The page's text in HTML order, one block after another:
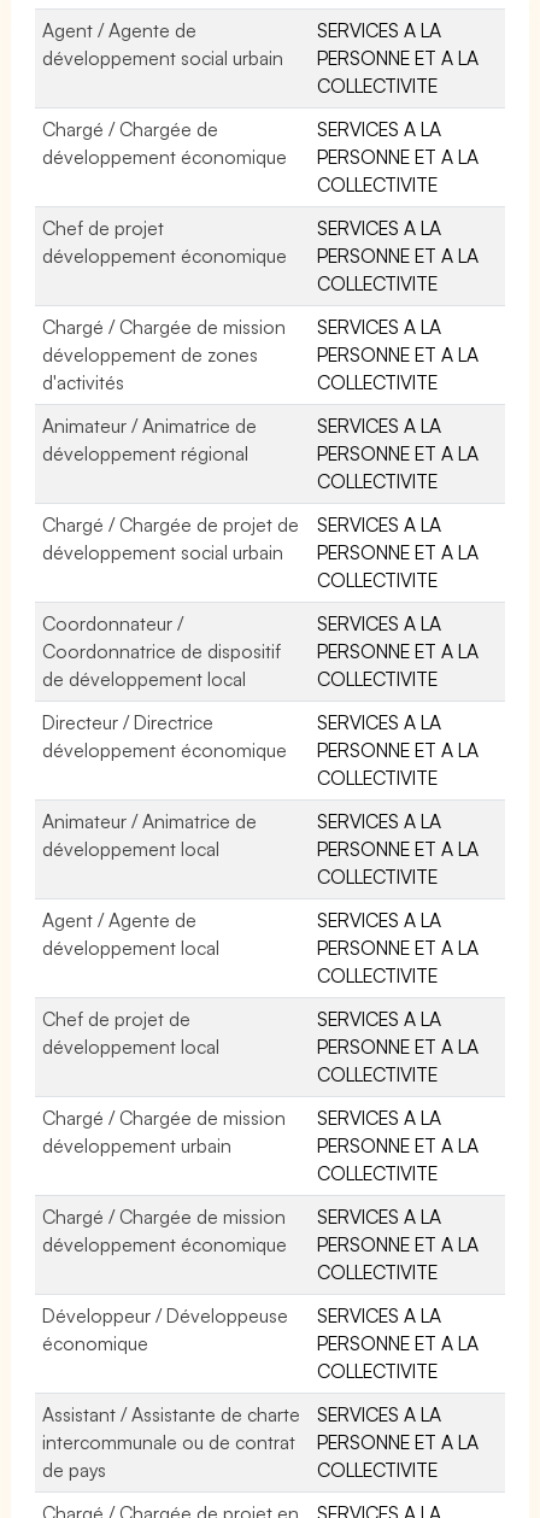
Agent / Agente de
développement social urbain
SERVICES A LA
PERSONNE ET A LA
COLLECTIVITE
Chargé / Chargée de
développement économique
SERVICES A LA
PERSONNE ET A LA
COLLECTIVITE
Chef de projet
développement économique
SERVICES A LA
PERSONNE ET A LA
COLLECTIVITE
Chargé / Chargée de mission
développement de zones
d'activités
SERVICES A LA
PERSONNE ET A LA
COLLECTIVITE
Animateur / Animatrice de
développement régional
SERVICES A LA
PERSONNE ET A LA
COLLECTIVITE
Chargé / Chargée de projet de
développement social urbain
SERVICES A LA
PERSONNE ET A LA
COLLECTIVITE
Coordonnateur /
Coordonnatrice de dispositif
de développement local
SERVICES A LA
PERSONNE ET A LA
COLLECTIVITE
Directeur / Directrice
développement économique
SERVICES A LA
PERSONNE ET A LA
COLLECTIVITE
Animateur / Animatrice de
développement local
SERVICES A LA
PERSONNE ET A LA
COLLECTIVITE
Agent / Agente de
développement local
SERVICES A LA
PERSONNE ET A LA
COLLECTIVITE
Chef de projet de
développement local
SERVICES A LA
PERSONNE ET A LA
COLLECTIVITE
Chargé / Chargée de mission
développement urbain
SERVICES A LA
PERSONNE ET A LA
COLLECTIVITE
Chargé / Chargée de mission
développement économique
SERVICES A LA
PERSONNE ET A LA
COLLECTIVITE
Développeur / Développeuse
économique
SERVICES A LA
PERSONNE ET A LA
COLLECTIVITE
Assistant / Assistante de charte
intercommunale ou de contrat
de pays
SERVICES A LA
PERSONNE ET A LA
COLLECTIVITE
Chargé / Chargée de projet en
SERVICES A LA